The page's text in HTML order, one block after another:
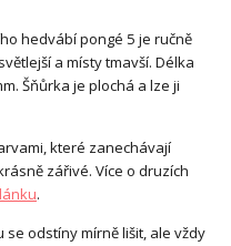
hedvábí pongé 5 je ručně
a místy tmavší. Délka
Šňůrka je plochá a lze ji
které zanechávají
zářivé. Více o druzích
.
odstíny mírně lišit, ale vždy